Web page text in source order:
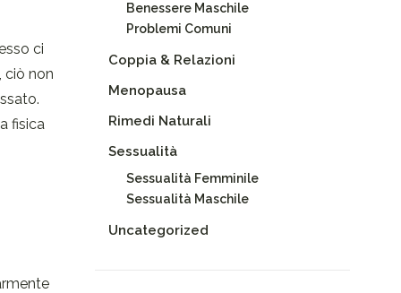
ci
ciò non
fisica
Benessere Maschile
Problemi Comuni
Coppia & Relazioni
Menopausa
Rimedi Naturali
Sessualità
Sessualità Femminile
Sessualità Maschile
Uncategorized